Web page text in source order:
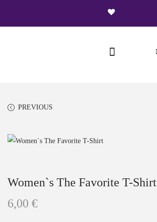
PREVIOUS
Women`s The Favorite T-Shirt
6,00 €